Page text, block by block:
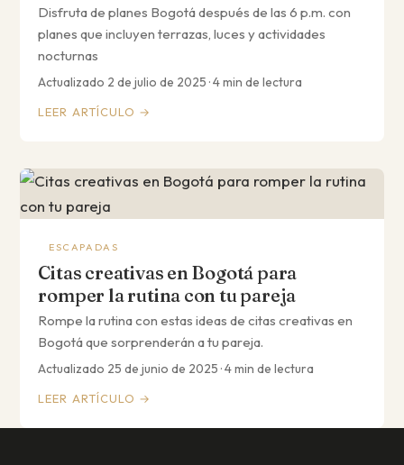
Disfruta de planes Bogotá después de las 6 p.m. con
planes que incluyen terrazas, luces y actividades
nocturnas
Actualizado 2 de julio de 2025 · 4 min de lectura
LEER ARTÍCULO →
ESCAPADAS
Citas creativas en Bogotá para
romper la rutina con tu pareja
Rompe la rutina con estas ideas de citas creativas en
Bogotá que sorprenderán a tu pareja.
Actualizado 25 de junio de 2025 · 4 min de lectura
LEER ARTÍCULO →